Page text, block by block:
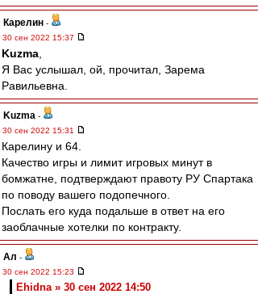
Карелин -
30 сен 2022 15:37
Kuzma
Я Вас услышал, ой, прочитал, Зарема
Равильевна.
Kuzma -
30 сен 2022 15:31
Карелину и 64.
Качество игры и лимит игровых минут в
бомжатне, подтверждают правоту РУ Спартака
по поводу вашего подопечного.
Послать его куда подальше в ответ на его
заоблачные хотелки по контракту.
Ал -
30 сен 2022 15:23
Ehidna » 30 сен 2022 14:50